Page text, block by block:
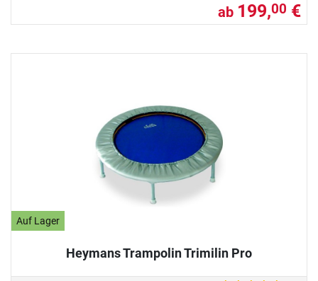
ab 199,00 €
Auf Lager
Heymans Trampolin Trimilin Pro